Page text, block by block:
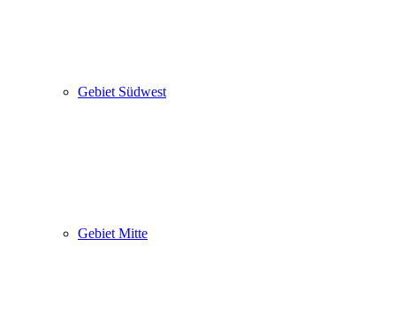
Gebiet Südwest
Gebiet Mitte